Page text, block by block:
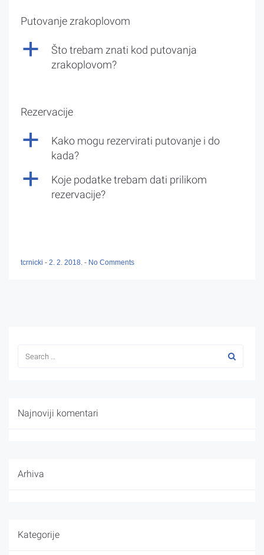
Putovanje zrakoplovom
a
Što trebam znati kod putovanja
zrakoplovom?
Rezervacije
a
Kako mogu rezervirati putovanje i do
kada?
a
Koje podatke trebam dati prilikom
rezervacije?
tcrnicki - 2. 2. 2018. - No Comments
Najnoviji komentari
Arhiva
Kategorije